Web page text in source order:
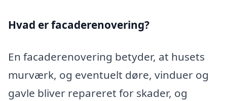
Hvad er facaderenovering?
En facaderenovering betyder, at husets
murværk, og eventuelt døre, vinduer og
gavle bliver repareret for skader, og